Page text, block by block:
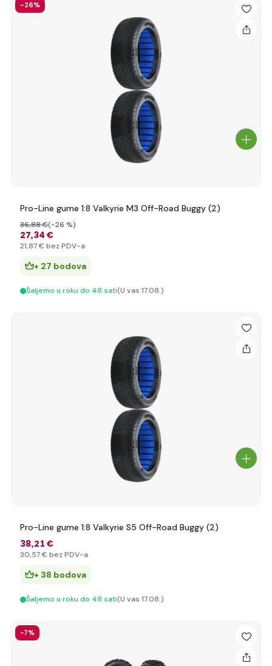
-26%
Pro-Line gume 1:8 Valkyrie M3 Off-Road Buggy (2)
27,34 €
36,88 €(-26 %)
21,87 € bez PDV-a
+ 27 bodova
Šaljemo u roku do 48 sati(U vas 17.08.)
Pro-Line gume 1:8 Valkyrie S5 Off-Road Buggy (2)
38,21 €
30,57 € bez PDV-a
+ 38 bodova
Šaljemo u roku do 48 sati(U vas 17.08.)
-7%